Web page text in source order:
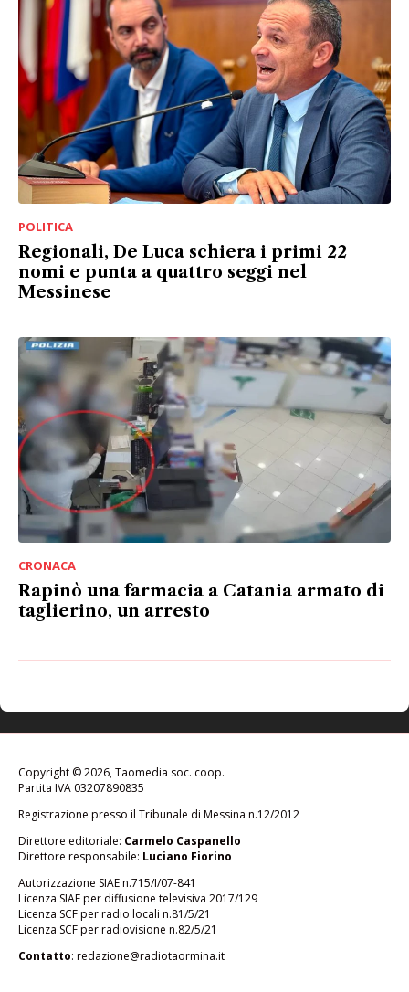
POLITICA
Regionali, De Luca schiera i primi 22
nomi e punta a quattro seggi nel
Messinese
CRONACA
Rapinò una farmacia a Catania armato di
taglierino, un arresto
Copyright © 2026, Taomedia soc. coop.
Partita IVA 03207890835
Registrazione presso il Tribunale di Messina n.12/2012
Direttore editoriale: Carmelo Caspanello
Direttore responsabile: Luciano Fiorino
Autorizzazione SIAE n.715/I/07-841
Licenza SIAE per diffusione televisiva 2017/129
Licenza SCF per radio locali n.81/5/21
Licenza SCF per radiovisione n.82/5/21
Contatto: redazione@radiotaormina.it